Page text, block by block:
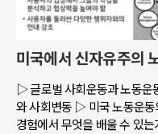
미국에서 신자유주의
▷ 글로벌 사회운동과 노동
와 사회변동 ▷ 미국 노동운
경험에서 무엇을 배울 수 있는